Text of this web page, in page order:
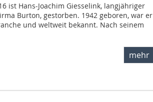
ist Hans-Joachim Giesselink, langjähriger
Burton, gestorben. 1942 geboren, war er
und weltweit bekannt. Nach seinem
mehr